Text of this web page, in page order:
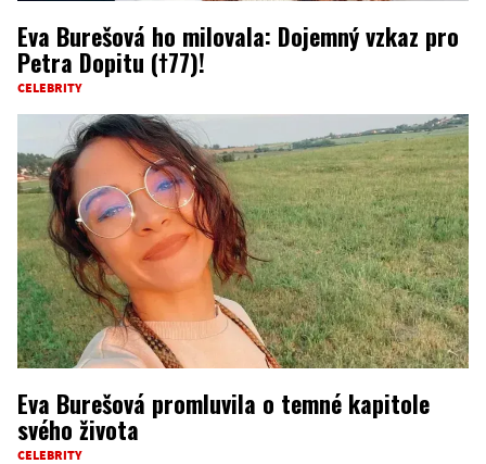
Eva Burešová ho milovala: Dojemný vzkaz pro
Petra Dopitu (†77)!
CELEBRITY
Eva Burešová promluvila o temné kapitole
svého života
CELEBRITY